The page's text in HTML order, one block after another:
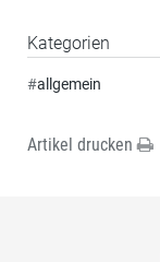
Kategorien
#allgemein
Artikel drucken